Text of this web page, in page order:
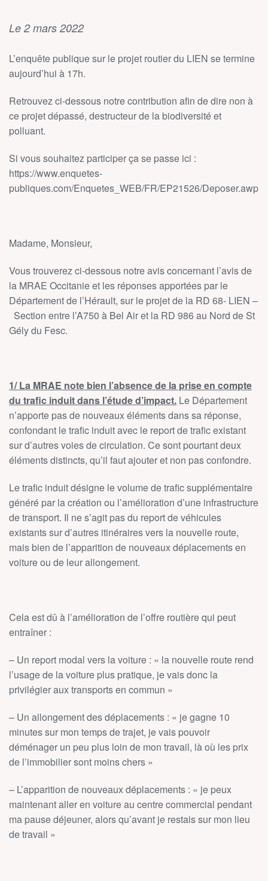
Le 2 mars 2022
L’enquête publique sur le projet routier du LIEN se termine
aujourd’hui à 17h.
Retrouvez ci-dessous notre contribution afin de dire non à
ce projet dépassé, destructeur de la biodiversité et
polluant.
Si vous souhaitez participer ça se passe ici :
https://www.enquetes-
publiques.com/Enquetes_WEB/FR/EP21526/Deposer.awp
Madame, Monsieur,
Vous trouverez ci-dessous notre avis concernant l’avis de
la MRAE Occitanie et les réponses apportées par le
Département de l’Hérault, sur le projet de la RD 68- LIEN –
Section entre l’A750 à Bel Air et la RD 986 au Nord de St
Gély du Fesc.
1/ La MRAE note bien l’absence de la prise en compte
du trafic induit dans l’étude d’impact. Le Département
n’apporte pas de nouveaux éléments dans sa réponse,
confondant le trafic induit avec le report de trafic existant
sur d’autres voies de circulation. Ce sont pourtant deux
éléments distincts, qu’il faut ajouter et non pas confondre.
Le trafic induit désigne le volume de trafic supplémentaire
généré par la création ou l’amélioration d’une infrastructure
de transport. Il ne s’agit pas du report de véhicules
existants sur d’autres itinéraires vers la nouvelle route,
mais bien de l’apparition de nouveaux déplacements en
voiture ou de leur allongement.
Cela est dû à l’amélioration de l’offre routière qui peut
entraîner :
– Un report modal vers la voiture : « la nouvelle route rend
l’usage de la voiture plus pratique, je vais donc la
privilégier aux transports en commun »
– Un allongement des déplacements : « je gagne 10
minutes sur mon temps de trajet, je vais pouvoir
déménager un peu plus loin de mon travail, là où les prix
de l’immobilier sont moins chers »
– L’apparition de nouveaux déplacements : « je peux
maintenant aller en voiture au centre commercial pendant
ma pause déjeuner, alors qu’avant je restais sur mon lieu
de travail »